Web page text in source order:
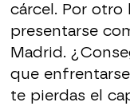
cárcel. Por otro
presentarse
Madrid.
que
te pierdas el